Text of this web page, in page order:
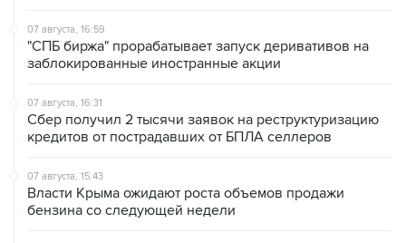
07 августа, 16:59
"СПБ биржа" прорабатывает запуск деривативов на
заблокированные иностранные акции
07 августа, 16:31
Сбер получил 2 тысячи заявок на реструктуризацию
кредитов от пострадавших от БПЛА селлеров
07 августа, 15:43
Власти Крыма ожидают роста объемов продажи
бензина со следующей недели